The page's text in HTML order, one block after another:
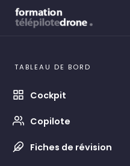
TABLEAU DE BORD
Cockpit
Copilote
Fiches de révision